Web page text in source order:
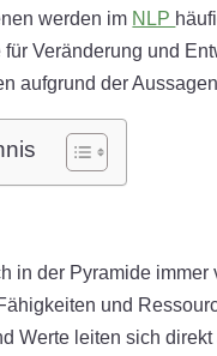
werden im NLP
Veränderung und
aufgrund der
in der Pyramide
und
Werte leiten sich